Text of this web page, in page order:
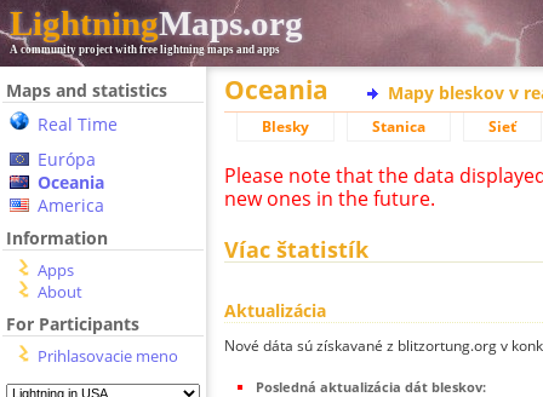
LightningMaps.org
A community project with free lightning maps and apps
Maps and statistics
Real Time
Európa
Oceania
America
Information
Apps
About
For Participants
Prihlasovacie meno
Oceania Mapy bleskov v
Blesky Stanica Sieť
Please note that the data
new ones in the future.
Víac štatistík
Aktualizácia
Nové dáta sú získavané z blitzortung.org v
Posledná aktualizácia dát bleskov: